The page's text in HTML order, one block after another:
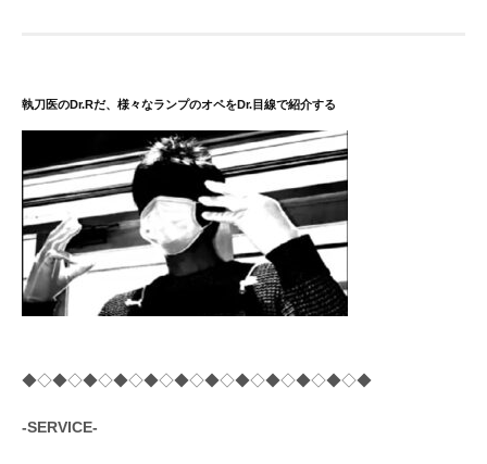
執刀医のDr.Rだ、様々なランプのオペをDr.目線で紹介する
◆◇◆◇◆◇◆◇◆◇◆◇◆◇◆◇◆◇◆◇◆◇◆
-SERVICE-